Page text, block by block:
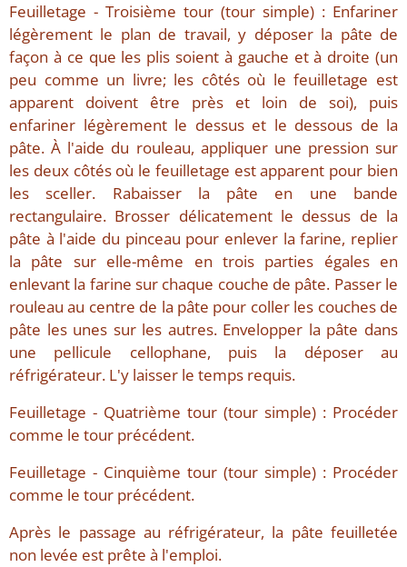
Feuilletage - Troisième tour (tour simple) : Enfariner
légèrement le plan de travail, y déposer la pâte de
façon à ce que les plis soient à gauche et à droite (un
peu comme un livre; les côtés où le feuilletage est
apparent doivent être près et loin de soi), puis
enfariner légèrement le dessus et le dessous de la
pâte. À l'aide du rouleau, appliquer une pression sur
les deux côtés où le feuilletage est apparent pour bien
les sceller. Rabaisser la pâte en une bande
rectangulaire. Brosser délicatement le dessus de la
pâte à l'aide du pinceau pour enlever la farine, replier
la pâte sur elle-même en trois parties égales en
enlevant la farine sur chaque couche de pâte. Passer le
rouleau au centre de la pâte pour coller les couches de
pâte les unes sur les autres. Envelopper la pâte dans
une pellicule cellophane, puis la déposer au
réfrigérateur. L'y laisser le temps requis.
Feuilletage - Quatrième tour (tour simple) : Procéder
comme le tour précédent.
Feuilletage - Cinquième tour (tour simple) : Procéder
comme le tour précédent.
Après le passage au réfrigérateur, la pâte feuilletée
non levée est prête à l'emploi.